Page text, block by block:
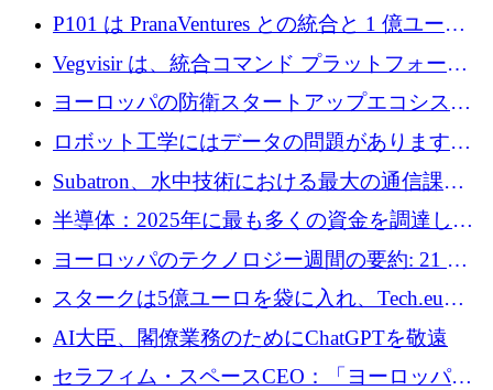
フォーム Ogma を買収して子ども向け言語療
法を拡大
P101 は PranaVentures との統合と 1 億ユーロ
のファンドによりシード投資に拡大
Vegvisir は、統合コマンド プラットフォーム
を通じて関連する無人システムを接続するた
めの資金を調達します
ヨーロッパの防衛スタートアップエコシステ
ムとなったハッカソン
ロボット工学にはデータの問題があります。
Macrodata Labs はそれを解決したいと考えて
Subatron、水中技術における最大の通信課題
の 1 つに取り組むために 16 万 2,000 ユーロを
確保
半導体：2025年に最も多くの資金を調達した
10社
ヨーロッパのテクノロジー週間の要約: 21 億
ユーロの取引と Tech.eu Funding Explorer
スタークは5億ユーロを袋に入れ、Tech.eu
Funding Explorerの立ち上げ、そしてルクセン
ブルクの大きな野望
AI大臣、閣僚業務のためにChatGPTを敬遠
セラフィム・スペースCEO：「ヨーロッパは